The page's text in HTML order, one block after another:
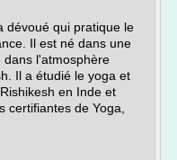
dévoué qui pratique le
Il est né dans une
dans l'atmosphère
Il a étudié le yoga et
en Inde et
certifiantes de Yoga,